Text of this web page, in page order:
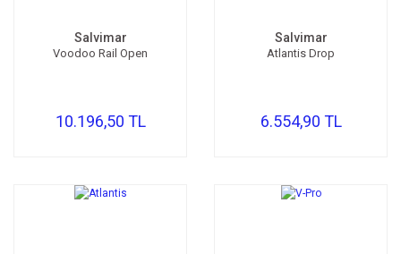
Salvimar
Voodoo Rail Open
10.196,50 TL
Salvimar
Atlantis Drop
6.554,90 TL